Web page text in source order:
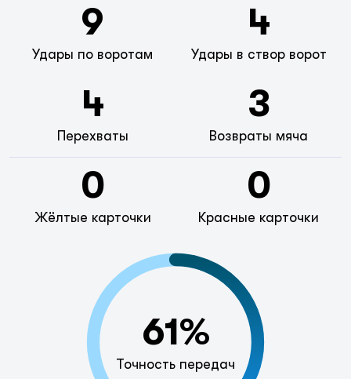
61%
Точность передач
9
Удары по воротам
4
Удары в створ ворот
4
Перехваты
3
Возвраты мяча
0
Жёлтые карточки
0
Красные карточки